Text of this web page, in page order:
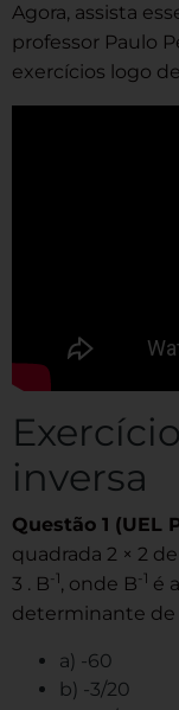
Agora, assista
professor Paulo
exercícios logo
inversa
Questão 1 (UEL
quadrada 2 × 2
3 . B-1, onde B-1 é
determinante de
a) -60
b) -3/20